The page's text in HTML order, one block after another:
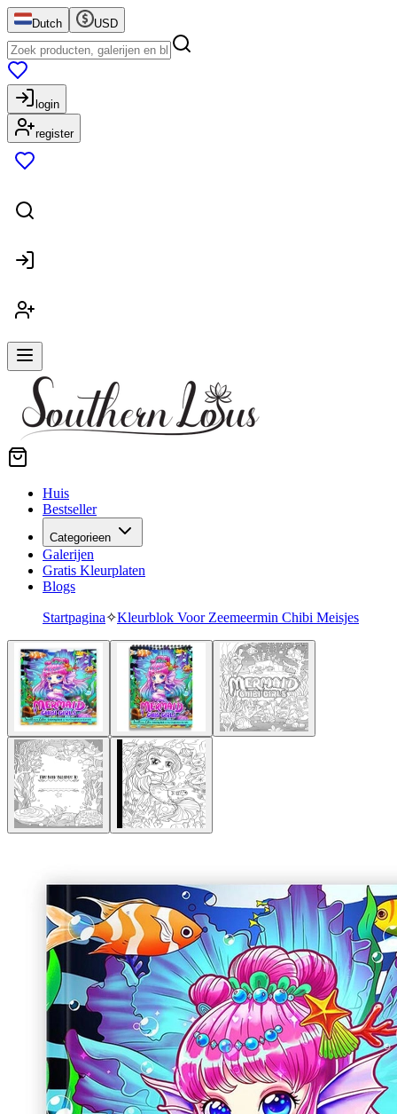
Dutch USD
login
register
Huis
Bestseller
Categorieen
Galerijen
Gratis Kleurplaten
Blogs
Startpagina✧Kleurblok Voor Zeemeermin Chibi Meisjes